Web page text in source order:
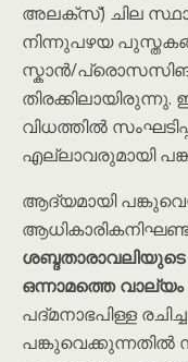
അലക്സ്) ചില
നിന്നുപഴയ
സ്കാൻ/പ്രൊസസിങ്
വിധത്തിൽ
എല്ലാവരുമായി
ആദ്യമായി
ശബ്ദതാരാവലിയുടെ
ഒന്നാമത്തെ വാല്യം
പദ്മനാഭപിള്ള
പങ്കുവെക്കുന്നതിൽ